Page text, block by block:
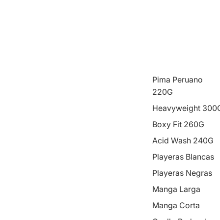
Pima Peruano
220G
Heavyweight
Boxy Fit 260G
Acid Wash 240G
Playeras Blancas
Playeras Negras
Manga Larga
Manga Corta